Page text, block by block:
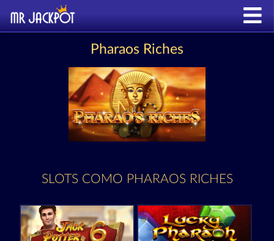
Pharaos Riches
SLOTS COMO PHARAOS RICHES